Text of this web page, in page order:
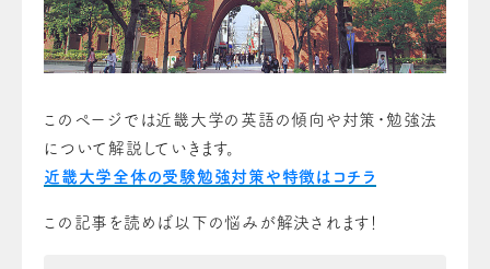
このページでは近畿大学の英語の傾向や対策・勉強法
について解説していきます。
近畿大学全体の受験勉強対策や特徴はコチラ
この記事を読めば以下の悩みが解決されます！